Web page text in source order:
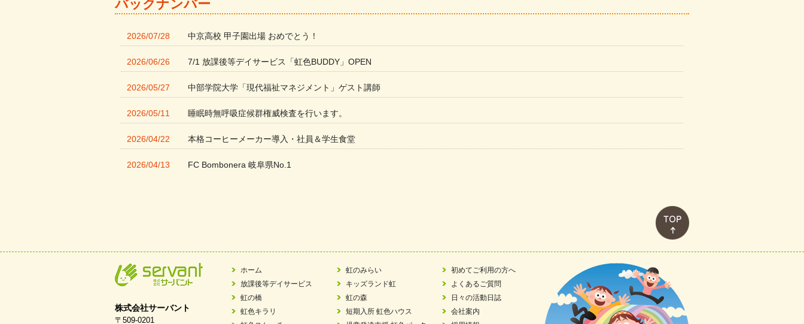
バックナンバー
2026/07/28 中京高校 甲子園出場 おめでとう！
2026/06/26 7/1 放課後等デイサービス「虹色BUDDY」OPEN
2026/05/27 中部学院大学「現代福祉マネジメント」ゲスト講師
2026/05/11 睡眠時無呼吸症候群権威検査を行います。
2026/04/22 本格コーヒーメーカー導入・社員＆学生食堂
2026/04/13 FC Bombonera 岐阜県No.1
2026/02/06 岐阜県「働いてもらい方改革」優良事例集に掲載されました
FC ボンボ ジュニア 稼働中 ～体験募集しています。
2025/06/10
株式会社サーバント
〒509-0201
ホーム
放課後等デイサービス
虹の橋
虹色キラリ
虹のみらい
キッズランド虹
虹の森
短期入所 虹色ハウス
初めてご利用の方へ
よくあるご質問
日々の活動日誌
会社案内